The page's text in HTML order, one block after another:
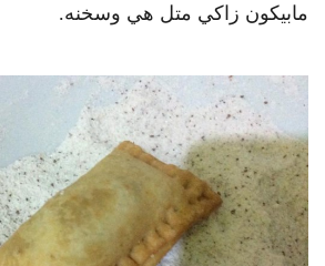
مابيكون زاكي متل هي وسخنه.